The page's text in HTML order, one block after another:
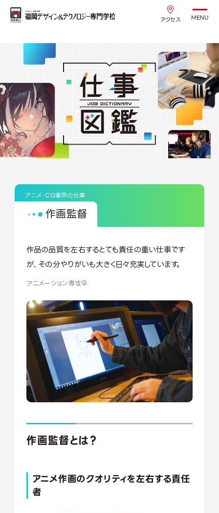
アクセス MENU
アニメ・CG業界の仕事
作画監督
作品の品質を左右するとても責任の重い仕事です
が、その分やりがいも大きく日々充実しています。
アニメーション専攻卒
作画監督とは？
アニメ作画のクオリティを左右する責任
者